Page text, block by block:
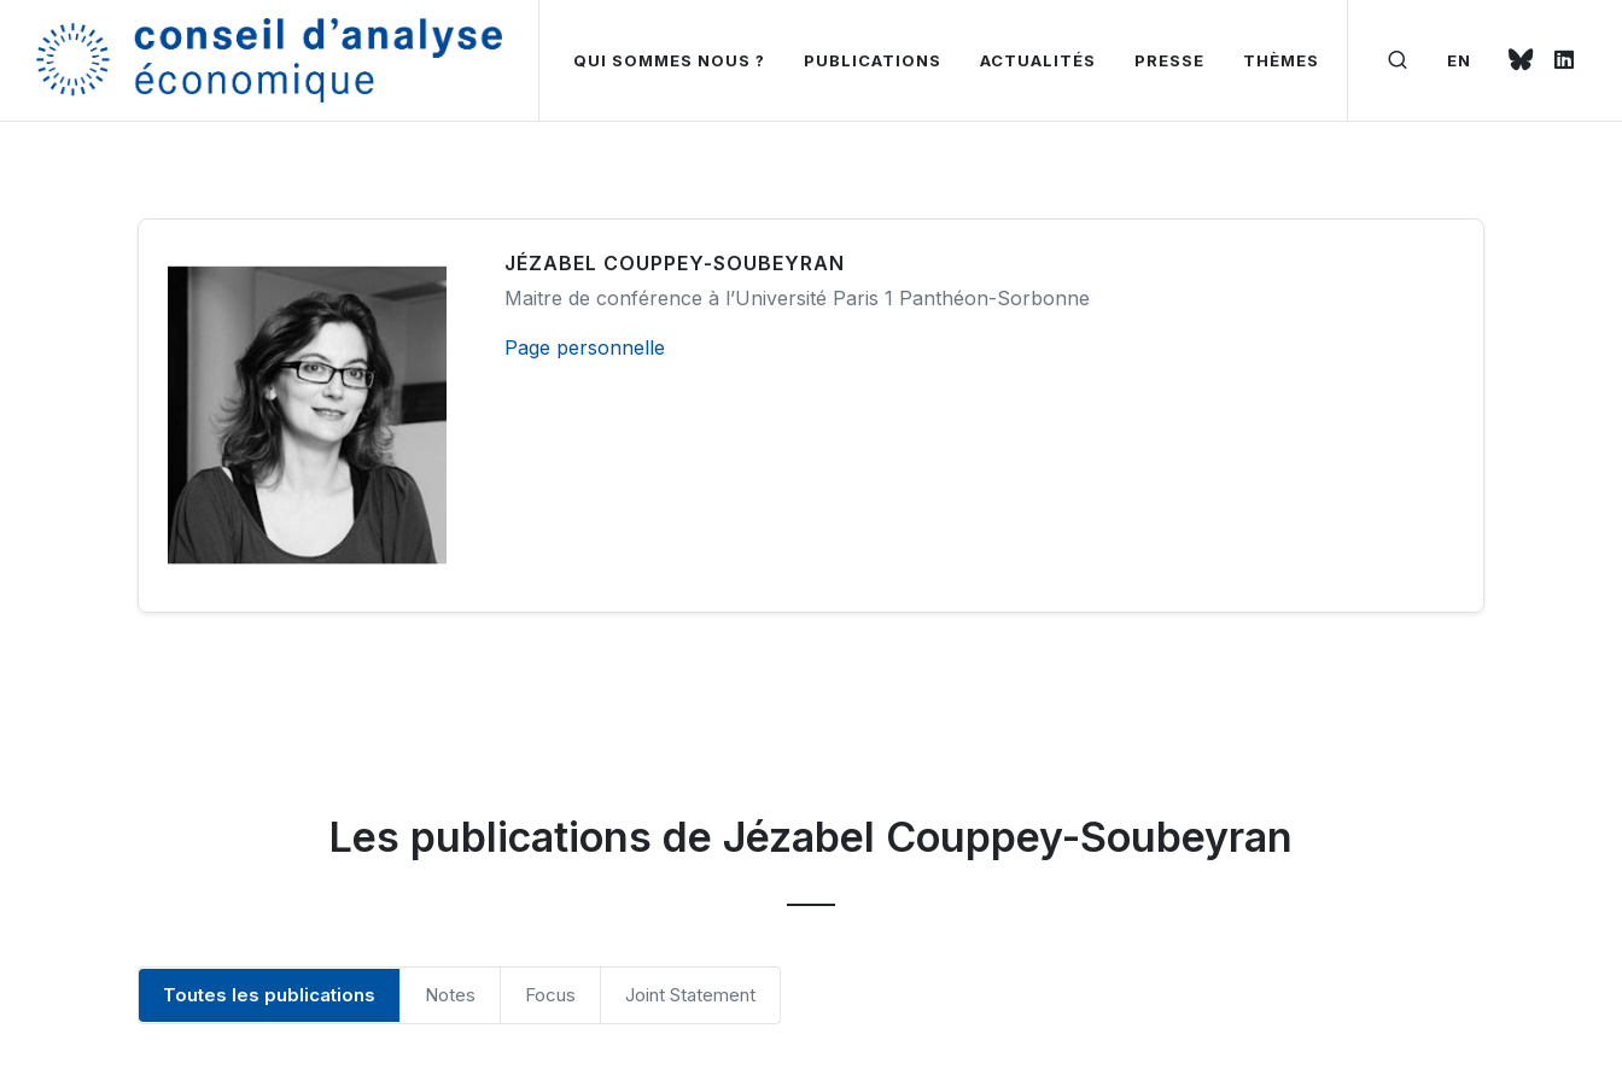
EN
QUI SOMMES NOUS ? PUBLICATIONS ACTUALITÉS PRESSE THÈMES
JÉZABEL COUPPEY-SOUBEYRAN
Maitre de conférence à l’Université Paris 1 Panthéon-Sorbonne
Page personnelle
Les publications de Jézabel Couppey-Soubeyran
Toutes les publications Notes Focus Joint Statement